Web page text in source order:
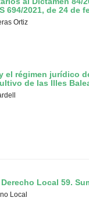
694/2021, de 24 de
Ortiz
el régimen jurídico
de las Illes
Local 59.
Local